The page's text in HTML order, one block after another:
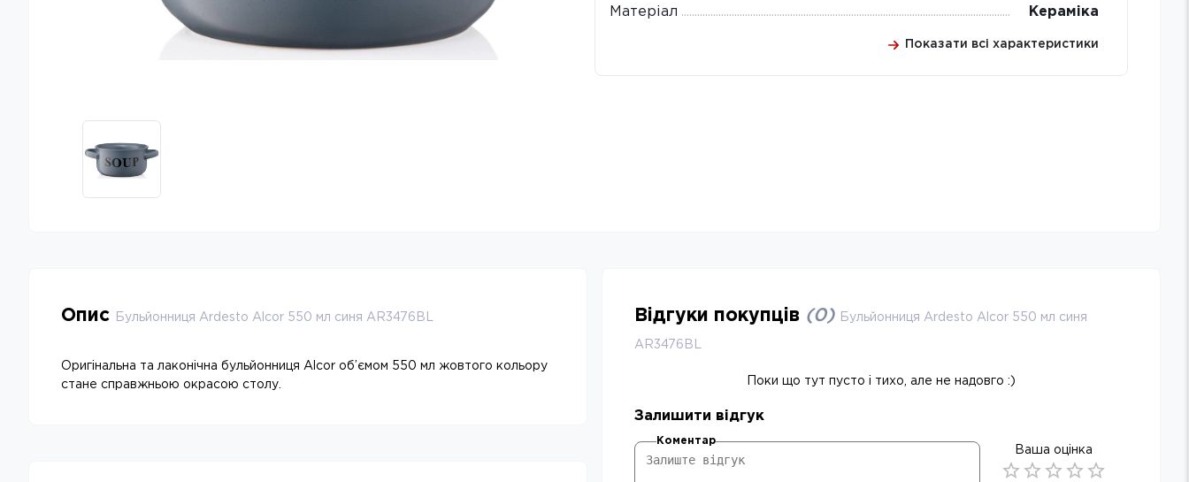
Матеріал Кераміка
Показати всі характеристики
Опис Бульйонниця Ardesto Alcor 550 мл синя AR3476BL
Оригінальна та лаконічна бульйонниця Alcor об’ємом 550 мл жовтого кольору
стане справжньою окрасою столу.
Відгуки покупців (0) Бульйонниця Ardesto Alcor 550 мл синя
AR3476BL
Поки що тут пусто і тихо, але не надовго :)
Залишити відгук
Коментар
Ваша оцінка